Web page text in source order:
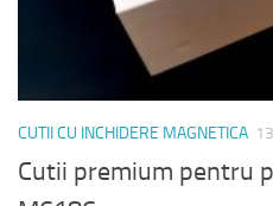
CUTII CU INCHIDERE MAGNETICA
Cutii premium pentru